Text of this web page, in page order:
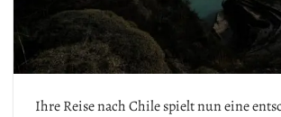
Ihre Reise nach Chile spielt nun eine